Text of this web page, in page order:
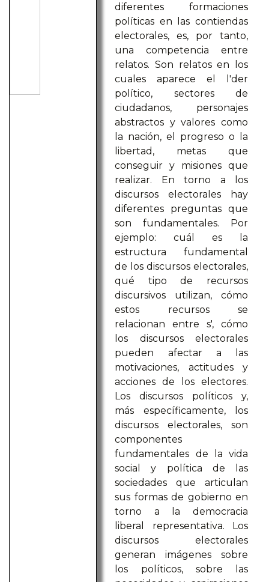
diferentes formaciones
políticas en las contiendas
electorales, es, por tanto,
una competencia entre
relatos. Son relatos en los
cuales aparece el l'der
político, sectores de
ciudadanos, personajes
abstractos y valores como
la nación, el progreso o la
libertad, metas que
conseguir y misiones que
realizar. En torno a los
discursos electorales hay
diferentes preguntas que
son fundamentales. Por
ejemplo: cuál es la
estructura fundamental
de los discursos electorales,
qué tipo de recursos
discursivos utilizan, cómo
estos recursos se
relacionan entre s', cómo
los discursos electorales
pueden afectar a las
motivaciones, actitudes y
acciones de los electores.
Los discursos políticos y,
más específicamente, los
discursos electorales, son
componentes
fundamentales de la vida
social y política de las
sociedades que articulan
sus formas de gobierno en
torno a la democracia
liberal representativa. Los
discursos electorales
generan imágenes sobre
los políticos, sobre las